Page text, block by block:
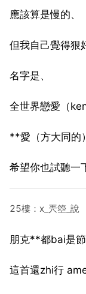
應該算是慢的、
但我自己覺得狠
名字是、
全世界戀愛（
**愛（方大同的）
希望你也試聽一
25樓：x_兲箜_說
朋克**都bai是
這首還zhi行